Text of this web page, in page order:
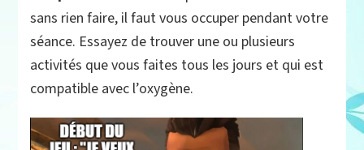
sans rien faire, il faut vous occuper pendant votre
séance. Essayez de trouver une ou plusieurs
activités que vous faites tous les jours et qui est
compatible avec l’oxygène.